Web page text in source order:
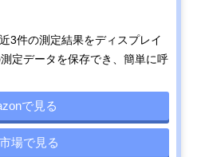
3件の測定結果をディスプレイ
定データを保存でき、簡単に呼
で見る
場で見る